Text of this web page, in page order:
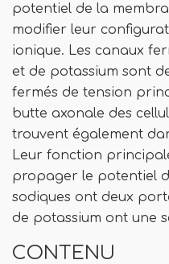
potentiel de la
modifier leur
ionique. Les canaux
et de potassium sont
fermés de tension
butte axonale des
trouvent également
Leur fonction
propager le potentiel
sodiques ont deux
de potassium ont une
CONTENU